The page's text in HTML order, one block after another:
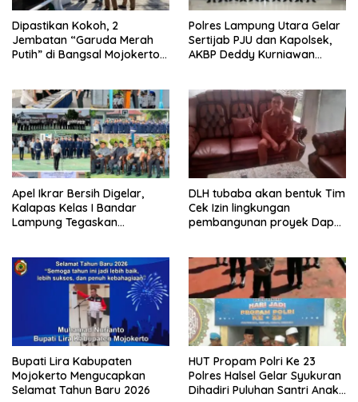
Dipastikan Kokoh, 2
Jembatan “Garuda Merah
Putih” di Bangsal Mojokerto
Polres Lampung Utara Gelar
Sertijab PJU dan Kapolsek,
AKBP Deddy Kurniawan
Apel Ikrar Bersih Digelar,
Kalapas Kelas I Bandar
Lampung Tegaskan
DLH tubaba akan bentuk Tim
Cek Izin lingkungan
pembangunan proyek Dapur
Bupati Lira Kabupaten
Mojokerto Mengucapkan
Selamat Tahun Baru 2026
HUT Propam Polri Ke 23
Polres Halsel Gelar Syukuran
Dihadiri Puluhan Santri Anak